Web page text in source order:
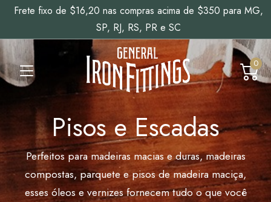
Frete fixo de $16,20 nas compras acima de $350 para MG,
SP, RJ, RS, PR e SC
0
Pisos e Escadas
Perfeitos para madeiras macias e duras, madeiras
compostas, parquete e pisos de madeira maciça,
esses óleos e vernizes fornecem tudo o que você